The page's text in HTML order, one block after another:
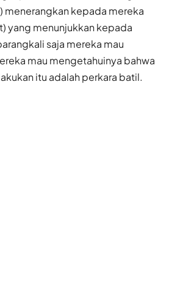
menerangkan kepada mereka
yang menunjukkan kepada
saja mereka mau
mau mengetahuinya bahwa
itu adalah perkara batil.